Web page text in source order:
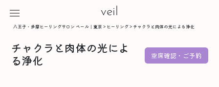
veil
八王子・多摩ヒーリングサロン ベール｜東京 > ヒーリング> チャクラと肉体の光による浄化
チャクラと肉体の光によ
る浄化
空席確認・ご予約